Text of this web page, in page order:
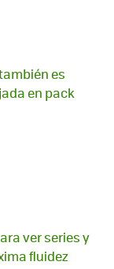
es
en pack
ver series y
fluidez